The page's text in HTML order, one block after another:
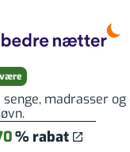
madrasser
% rabat